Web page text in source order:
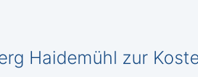
Haidemühl zur